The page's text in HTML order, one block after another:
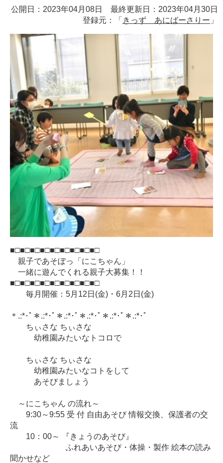
公開日：2023年04月08日 最終更新日：2023年04月30日
登録元：「 きっず あにばーさりー 」
■□■□■□■□■□■□■□■□■□
親子であそぼっ「にこちゃん」
一緒に遊んでくれる親子大募集！！
■□■□■□■□■□■□■□■□■□
毎月開催：5月12日(金)・6月2日(金)
＊.:*･ﾟ＊.:*･ﾟ＊.:*･ﾟ＊.:*･ﾟ＊.:*･ﾟ＊.:*･ﾟ
ちぃさな ちぃさな
幼稚園みたいなトコロで
ちぃさな ちぃさな
幼稚園みたいなコトをして
あそびましょう
～にこちゃん の流れ～
9:30～9:55 受 付 自由あそび 情報交換、保護者の交
流
10：00～ 『きょうのあそび』
ふれあいあそび・体操・製作 絵本の読み
聞かせなど